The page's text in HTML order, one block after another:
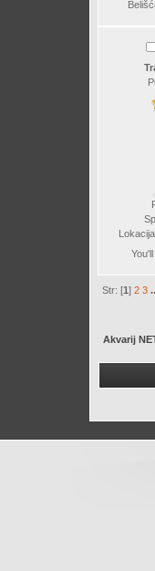
Str: [1]2 3
Akvarij